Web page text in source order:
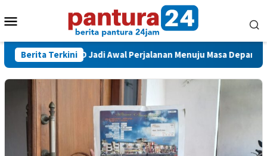
ke
Mobile
Berita Terkini
PAUD Jadi Awal Perjalanan Menuju Masa Depan Anak